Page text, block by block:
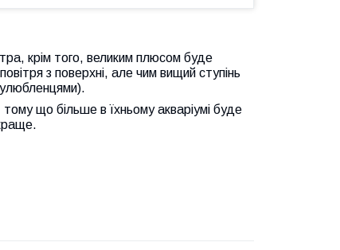
крім того, великим плюсом буде
з поверхні, але чим вищий ступінь
що більше в їхньому акваріумі буде